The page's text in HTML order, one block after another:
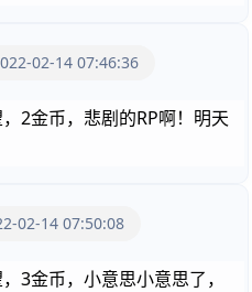
02-14 07:46:36
2金币，悲剧的RP啊！明天
02-14 07:50:08
3金币，小意思小意思了，